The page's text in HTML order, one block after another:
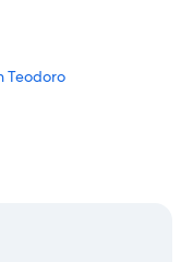
Teodoro
San Paolo